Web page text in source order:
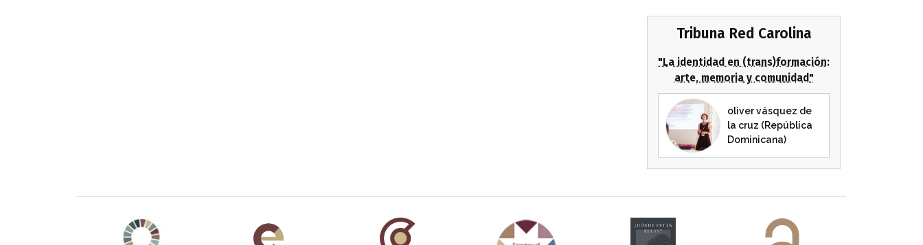
Tribuna Red Carolina
"La identidad en (trans)formación:
arte, memoria y comunidad"
oliver vásquez de
la cruz (República
Dominicana)